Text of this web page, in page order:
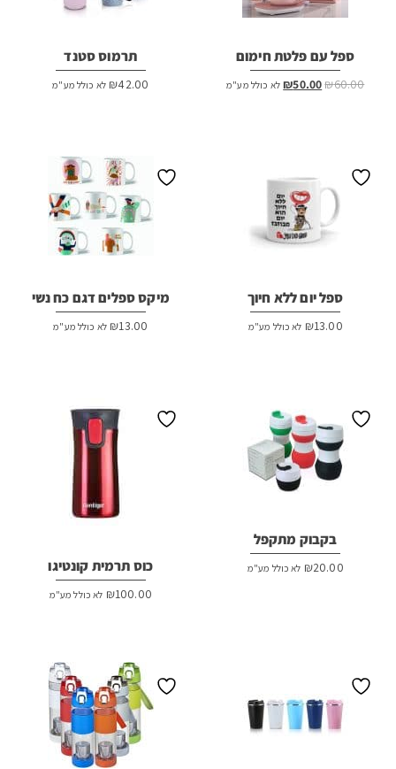
ספל עם פלטת חימום
₪60.00
המחיר₪50.00 המחיר
לא כולל מע"מ
תרמוס סטנד
₪42.00 לא כולל מע"מ
ספל יום ללא חיוך
₪13.00 לא כולל מע"מ
מיקס ספלים דגם כח נשי
₪13.00 לא כולל מע"מ
בקבוק מתקפל
₪20.00 לא כולל מע"מ כוס תרמית קונטיגו
₪100.00 לא כולל מע"מ